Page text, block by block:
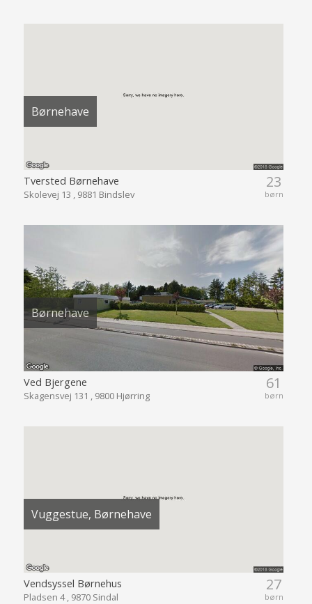
Børnehave
23
børn
Tversted Børnehave
Skolevej 13 , 9881 Bindslev
Børnehave
61
børn
Ved Bjergene
Skagensvej 131 , 9800 Hjørring
Vuggestue, Børnehave
27
børn
Vendsyssel Børnehus
Pladsen 4 , 9870 Sindal